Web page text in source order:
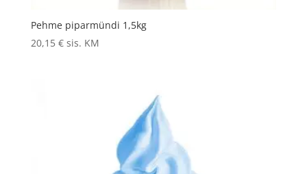
Pehme piparmündi 1,5kg
20,15 € sis. KM